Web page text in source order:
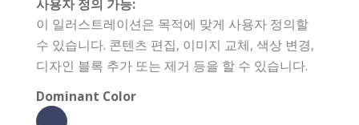
사용자 정의 가능:
이 일러스트레이션은 목적에 맞게 사용자 정의할
수 있습니다. 콘텐츠 편집, 이미지 교체, 색상 변경,
디자인 블록 추가 또는 제거 등을 할 수 있습니다.
Dominant Color